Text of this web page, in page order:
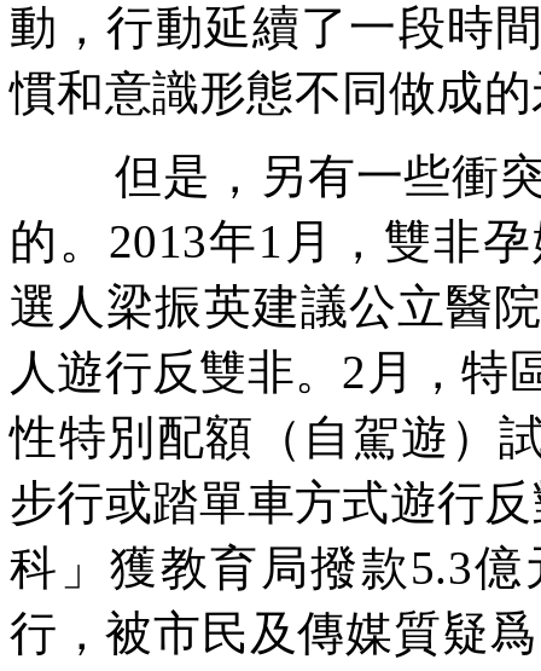
動，行動延續了一段時
慣和意識形態不同做成
但是，另有一些衝
的。 2013年1 月，雙非
選人梁振英建議公立醫
人遊行反雙非。 2 月，特
性特別配額（自駕遊）
步行或踏單車方式遊行
科」獲教育局撥款5.3億
行，被市民及傳媒質疑